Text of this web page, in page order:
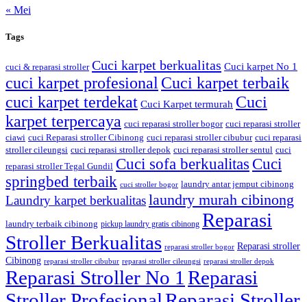
« Mei
Tags
cuci & reparasi stroller Cuci karpet berkualitas Cuci karpet No 1
cuci karpet profesional Cuci karpet terbaik
cuci karpet terdekat Cuci Karpet termurah Cuci
karpet terpercaya cuci reparasi stroller bogor cuci reparasi stroller
ciawi cuci Reparasi stroller Cibinong cuci reparasi stroller cibubur cuci reparasi
stroller cileungsi cuci reparasi stroller depok cuci reparasi stroller sentul cuci
reparasi stroller Tegal Gundil Cuci sofa berkualitas Cuci
springbed terbaik cuci stroller bogor laundry antar jemput cibinong
Laundry karpet berkualitaslaundry murah cibinong
laundry terbaik cibinong pickup laundry gratis cibinong Reparasi
Stroller Berkualitas reparasi stroller bogor Reparasi stroller
Cibinong reparasi stroller cibubur reparasi stroller cileungsi reparasi stroller depok
Reparasi Stroller No 1 Reparasi